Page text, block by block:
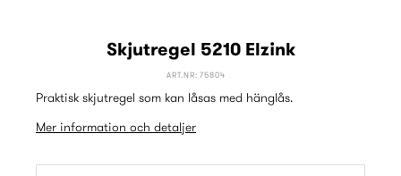
Skjutregel 5210 Elzink
ART.NR: 75804
Praktisk skjutregel som kan låsas med hänglås.
Mer information och detaljer